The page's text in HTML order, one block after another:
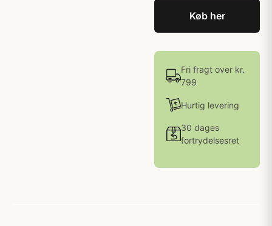
Køb her
Fri fragt over kr.
799
Hurtig levering
30 dages
fortrydelsesret